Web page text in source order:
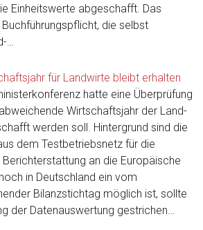
Einheitswerte abgeschafft. Das
die selbst
…
für Landwirte bleibt erhalten
hatte eine Überprüfung
Wirtschaftsjahr der Land-
werden soll. Hintergrund sind die
dem Testbetriebsnetz für die
an die Europäische
in Deutschland ein vom
Bilanzstichtag möglich ist, sollte
der Datenauswertung gestrichen…